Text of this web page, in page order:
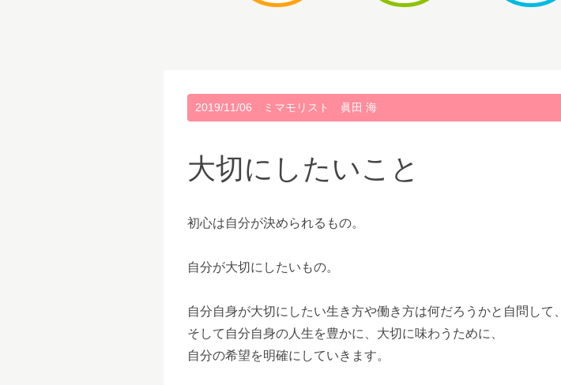
2019/11/06 ミマモリスト 眞田 海
大切にしたいこと
初心は自分が決められるもの。
自分が大切にしたいもの。
自分自身が大切にしたい生き方や働き方は何だろうかと自問して、
そして自分自身の人生を豊かに、大切に味わうために、
自分の希望を明確にしていきます。